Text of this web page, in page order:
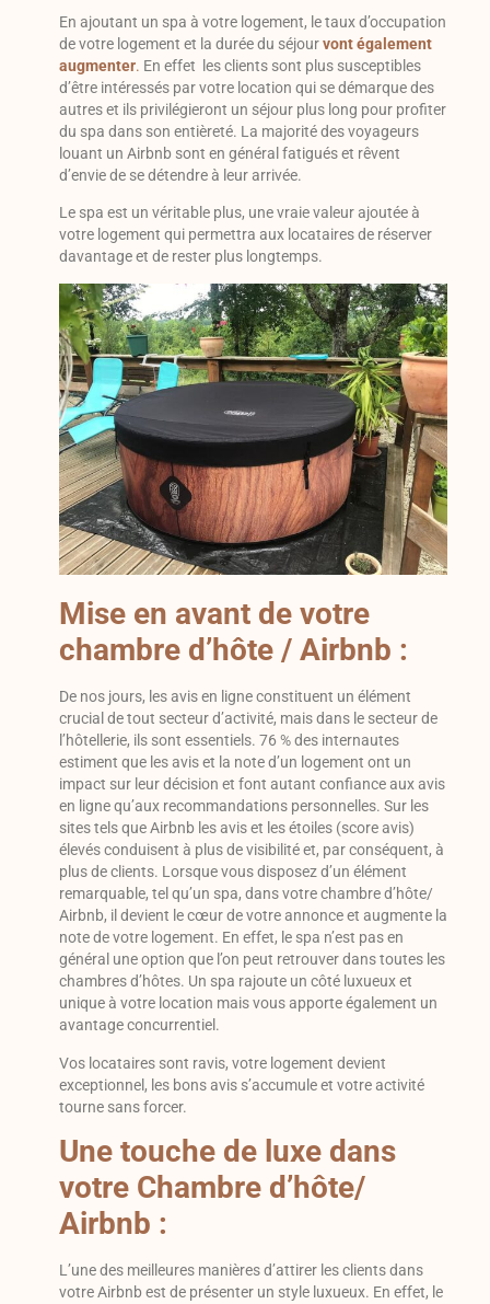
En ajoutant un spa à votre logement, le taux d’occupation
de votre logement et la durée du séjourvont également
augmenter. En effet les clients sont plus susceptibles
d’être intéressés par votre location qui se démarque des
autres et ils privilégieront un séjour plus long pour profiter
du spa dans son entièreté. La majorité des voyageurs
louant un Airbnb sont en général fatigués et rêvent
d’envie de se détendre à leur arrivée.
Le spa est un véritable plus, une vraie valeur ajoutée à
votre logement qui permettra aux locataires de réserver
davantage et de rester plus longtemps.
Mise en avant de votre
chambre d’hôte / Airbnb :
De nos jours, les avis en ligne constituent un élément
crucial de tout secteur d’activité, mais dans le secteur de
l’hôtellerie, ils sont essentiels. 76 % des internautes
estiment que les avis et la note d’un logement ont un
impact sur leur décision et font autant confiance aux avis
en ligne qu’aux recommandations personnelles. Sur les
sites tels que Airbnb les avis et les étoiles (score avis)
élevés conduisent à plus de visibilité et, par conséquent, à
plus de clients. Lorsque vous disposez d’un élément
remarquable, tel qu’un spa, dans votre chambre d’hôte/
Airbnb, il devient le cœur de votre annonce et augmente la
note de votre logement. En effet, le spa n’est pas en
général une option que l’on peut retrouver dans toutes les
chambres d’hôtes. Un spa rajoute un côté luxueux et
unique à votre location mais vous apporte également un
avantage concurrentiel.
Vos locataires sont ravis, votre logement devient
exceptionnel, les bons avis s’accumule et votre activité
tourne sans forcer.
Une touche de luxe dans
votre Chambre d’hôte/
Airbnb :
L’une des meilleures manières d’attirer les clients dans
votre Airbnb est de présenter un style luxueux. En effet, le